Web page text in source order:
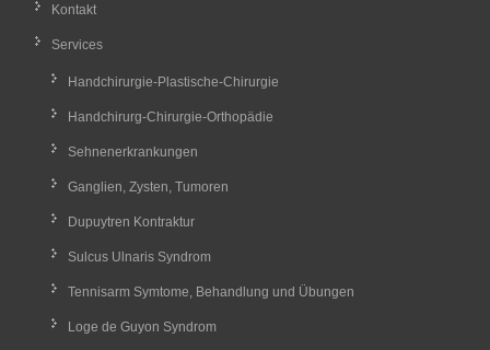
Kontakt
Services
Handchirurgie-Plastische-Chirurgie
Handchirurg-Chirurgie-Orthopädie
Sehnenerkrankungen
Ganglien, Zysten, Tumoren
Dupuytren Kontraktur
Sulcus Ulnaris Syndrom
Tennisarm Symtome, Behandlung und Übungen
Loge de Guyon Syndrom